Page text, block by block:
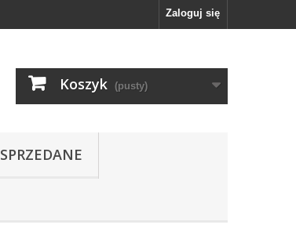
Zaloguj się
Koszyk (pusty)
SPRZEDANE